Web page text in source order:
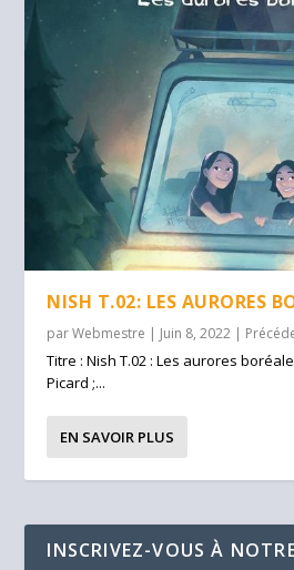
NISH T.02: LES AURORES
parWebmestre | Juin 8, 2022 |
Titre : Nish T.02 : Les aurores
Picard ;...
EN SAVOIR PLUS
INSCRIVEZ-VOUS À